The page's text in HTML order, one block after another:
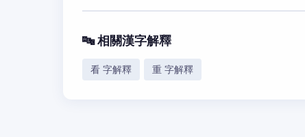
🔤 相關漢字解釋
看 字解釋 重 字解釋